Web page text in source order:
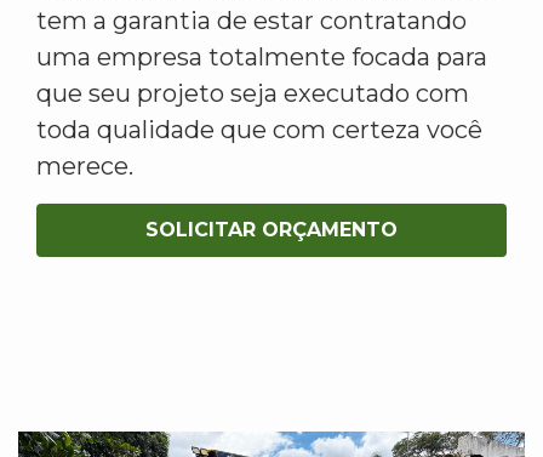
tem a garantia de estar contratando
uma empresa totalmente focada para
que seu projeto seja executado com
toda qualidade que com certeza você
merece.
SOLICITAR ORÇAMENTO